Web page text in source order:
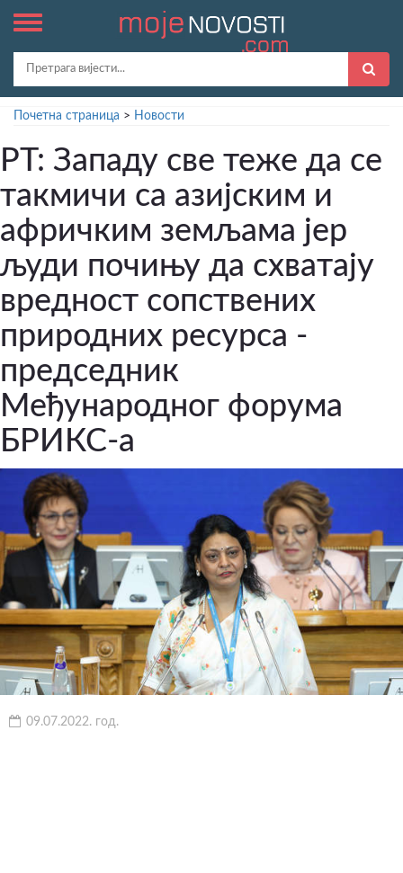
Почетна страница > Новости
РТ: Западу све теже да се
такмичи са азијским и
афричким земљама јер
људи почињу да схватају
вредност сопствених
природних ресурса -
председник
Међународног форума
БРИКС-а
09.07.2022. год.